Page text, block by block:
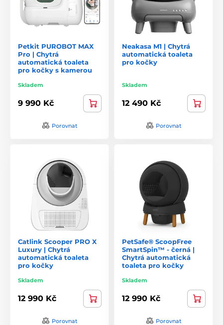
Petkit PUROBOT MAX
Pro | Chytrá
automatická toaleta
pro kočky s kamerou
Skladem
9 990 Kč
Porovnat
Neakasa M1 | Chytrá
automatická toaleta
pro kočky
Skladem
12 490 Kč
Porovnat
Catlink Scooper PRO X
Luxury | Chytrá
automatická toaleta
pro kočky
Skladem
12 990 Kč
Porovnat
PetSafe® ScoopFree
SmartSpin™ - černá |
Chytrá automatická
toaleta pro kočky
Skladem
12 990 Kč
Porovnat